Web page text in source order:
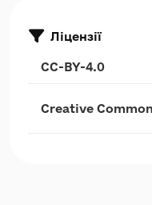
Ліцензії
CC-BY-4.0
Creative